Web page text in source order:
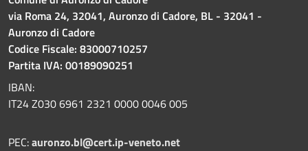
via Roma 24, 32041, Auronzo di Cadore, BL - 32041 -
Auronzo di Cadore
Codice Fiscale: 83000710257
Partita IVA: 00189090251
IBAN:
IT24 Z030 6961 2321 0000 0046 005
PEC:auronzo.bl@cert.ip-veneto.net